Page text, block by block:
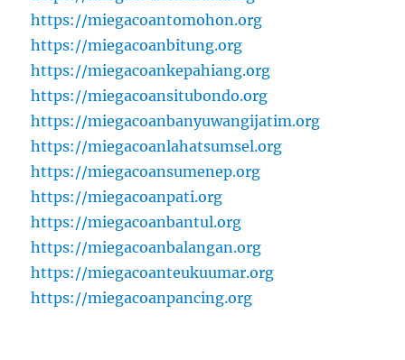
https://miegacoantomohon.org
https://miegacoanbitung.org
https://miegacoankepahiang.org
https://miegacoansitubondo.org
https://miegacoanbanyuwangijatim.org
https://miegacoanlahatsumsel.org
https://miegacoansumenep.org
https://miegacoanpati.org
https://miegacoanbantul.org
https://miegacoanbalangan.org
https://miegacoanteukuumar.org
https://miegacoanpancing.org